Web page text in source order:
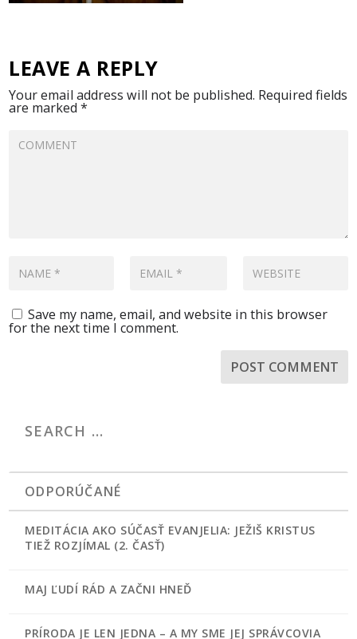
LEAVE A REPLY
Your email address will not be published. Required fields
are marked*
Save my name, email, and website in this browser
for the next time I comment.
ODPORÚČANÉ
MEDITÁCIA AKO SÚČASŤ EVANJELIA: JEŽIŠ KRISTUS
TIEŽ ROZJÍMAL (2. ČASŤ)
MAJ ĽUDÍ RÁD A ZAČNI HNEĎ
PRÍRODA JE LEN JEDNA – A MY SME JEJ SPRÁVCOVIA